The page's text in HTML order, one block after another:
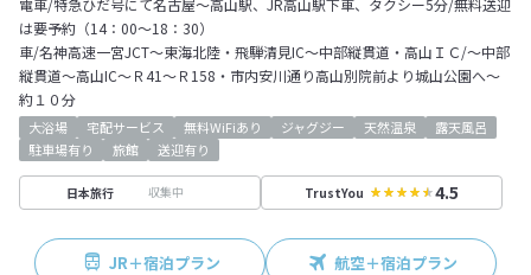
は要予約（14：00～18：30）
車/名神高速一宮JCT～東海北陸・飛騨清見IC～中部縦貫道・高山ＩＣ/～中部
縦貫道～高山IC～Ｒ41～Ｒ158・市内安川通り高山別院前より城山公園へ～
約１０分
大浴場 宅配サービス 無料WiFiあり ジャグジー 天然温泉
露天風呂
駐車場有り
旅館 送迎有り
日本旅行 収集中 TrustYou 4.5
JR＋宿泊プラン 航空＋宿泊プラン